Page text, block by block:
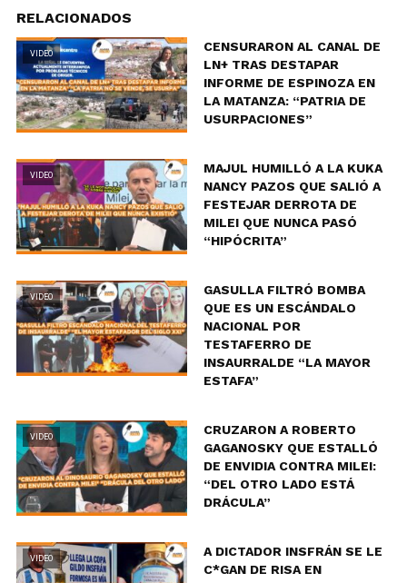
RELACIONADOS
VIDEO
CENSURARON AL CANAL DE
LN+ TRAS DESTAPAR
INFORME DE ESPINOZA EN
LA MATANZA: “PATRIA DE
USURPACIONES”
VIDEO
MAJUL HUMILLÓ A LA KUKA
NANCY PAZOS QUE SALIÓ A
FESTEJAR DERROTA DE
MILEI QUE NUNCA PASÓ
“HIPÓCRITA”
VIDEO
GASULLA FILTRÓ BOMBA
QUE ES UN ESCÁNDALO
NACIONAL POR
TESTAFERRO DE
INSAURRALDE “LA MAYOR
ESTAFA”
VIDEO
CRUZARON A ROBERTO
GAGANOSKY QUE ESTALLÓ
DE ENVIDIA CONTRA MILEI:
“DEL OTRO LADO ESTÁ
DRÁCULA”
VIDEO
A DICTADOR INSFRÁN SE LE
C*GAN DE RISA EN